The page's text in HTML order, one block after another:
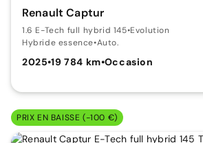
Renault Captur
1.6 E-Tech full hybrid 145•Evolution
Hybride essence•Auto.
2025•19 784 km•Occasion
PRIX EN BAISSE (-100 €)